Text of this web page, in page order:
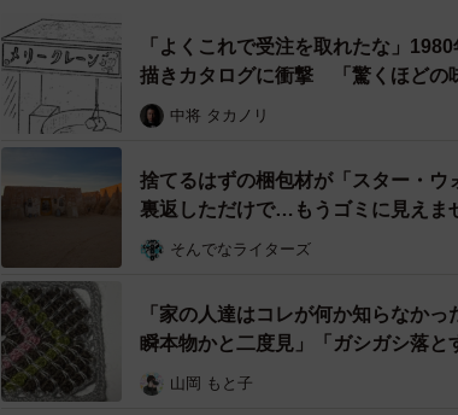
昔のパッケージデザインは知っていました。味は…
ーー投稿に大きな反響がありました。
YXS10：正直予想外で驚きしかありません。
◇ ◇
SNSユーザー達から
「なつかしすぎる」
「HI-Cって、あまり見なくなったなぁと思ったら、
「ハイシーなつかしい… というかQooも僕の学生時
「よくこれで受注を取れたな」
描きカタログに衝撃 「驚くほどの
中将 タカノリ
捨てるはずの梱包材が「スター・
裏返しただけで…もうゴミに見えま
そんでなライターズ
「家の人達はコレが何か知らなか
瞬本物かと二度見」「ガシガシ落と
山岡 もと子